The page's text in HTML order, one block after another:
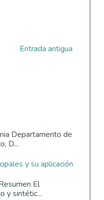
Entrada antigua
Departamento de
D...
y su aplicación
El
y sintétic...